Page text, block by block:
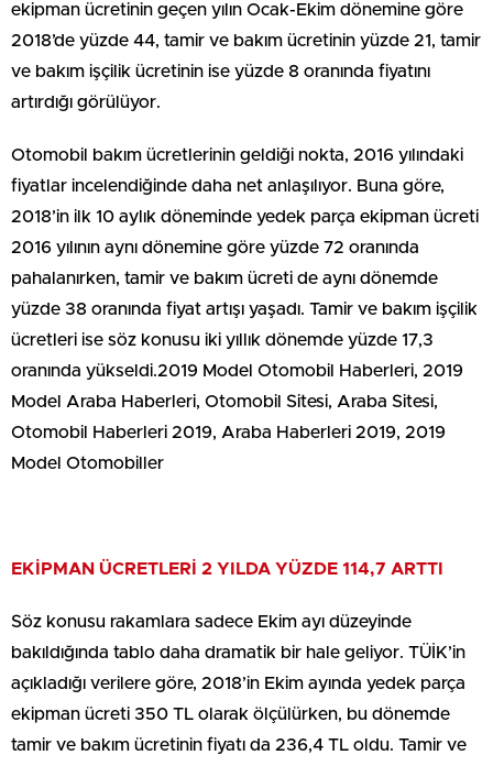
ekipman ücretinin geçen yılın Ocak-Ekim dönemine göre
2018’de yüzde 44, tamir ve bakım ücretinin yüzde 21, tamir
ve bakım işçilik ücretinin ise yüzde 8 oranında fiyatını
artırdığı görülüyor.
Otomobil bakım ücretlerinin geldiği nokta, 2016 yılındaki
fiyatlar incelendiğinde daha net anlaşılıyor. Buna göre,
2018’in ilk 10 aylık döneminde yedek parça ekipman ücreti
2016 yılının aynı dönemine göre yüzde 72 oranında
pahalanırken, tamir ve bakım ücreti de aynı dönemde
yüzde 38 oranında fiyat artışı yaşadı. Tamir ve bakım işçilik
ücretleri ise söz konusu iki yıllık dönemde yüzde 17,3
oranında yükseldi.2019 Model Otomobil Haberleri, 2019
Model Araba Haberleri, Otomobil Sitesi, Araba Sitesi,
Otomobil Haberleri 2019, Araba Haberleri 2019, 2019
Model Otomobiller
EKİPMAN ÜCRETLERİ 2 YILDA YÜZDE 114,7 ARTTI
Söz konusu rakamlara sadece Ekim ayı düzeyinde
bakıldığında tablo daha dramatik bir hale geliyor. TÜİK’in
açıkladığı verilere göre, 2018’in Ekim ayında yedek parça
ekipman ücreti 350 TL olarak ölçülürken, bu dönemde
tamir ve bakım ücretinin fiyatı da 236,4 TL oldu. Tamir ve